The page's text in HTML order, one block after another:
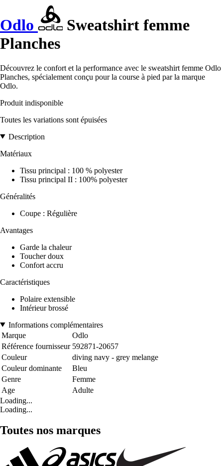
Odlo
Sweatshirt femme
Planches
Découvrez le confort et la performance avec le sweatshirt femme Odlo
Planches, spécialement conçu pour la course à pied par la marque
Odlo.
Produit indisponible
Toutes les variations sont épuisées
Description
Matériaux
Tissu principal : 100 % polyester
Tissu principal II : 100% polyester
Généralités
Coupe : Régulière
Avantages
Garde la chaleur
Toucher doux
Confort accru
Caractéristiques
Polaire extensible
Intérieur brossé
Informations complémentaires
Marque
Odlo
Référence fournisseur 592871-20657
Couleur
diving navy - grey melange
Couleur dominante
Bleu
Genre
Femme
Age
Adulte
Loading...
Loading...
Toutes nos marques